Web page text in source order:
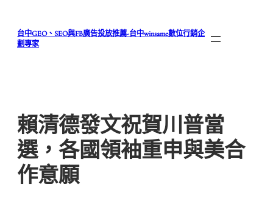
台中GEO、SEO與FB廣告投放推薦-台中winsame數位行銷企
劃專家
賴清德發文祝賀川普當
選，各國領袖重申與美合
作意願